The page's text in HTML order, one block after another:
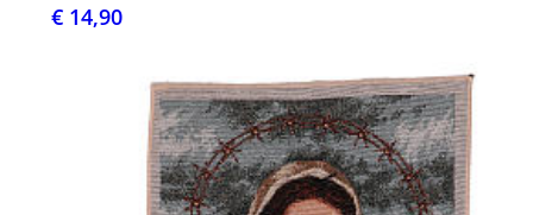
€ 14,90